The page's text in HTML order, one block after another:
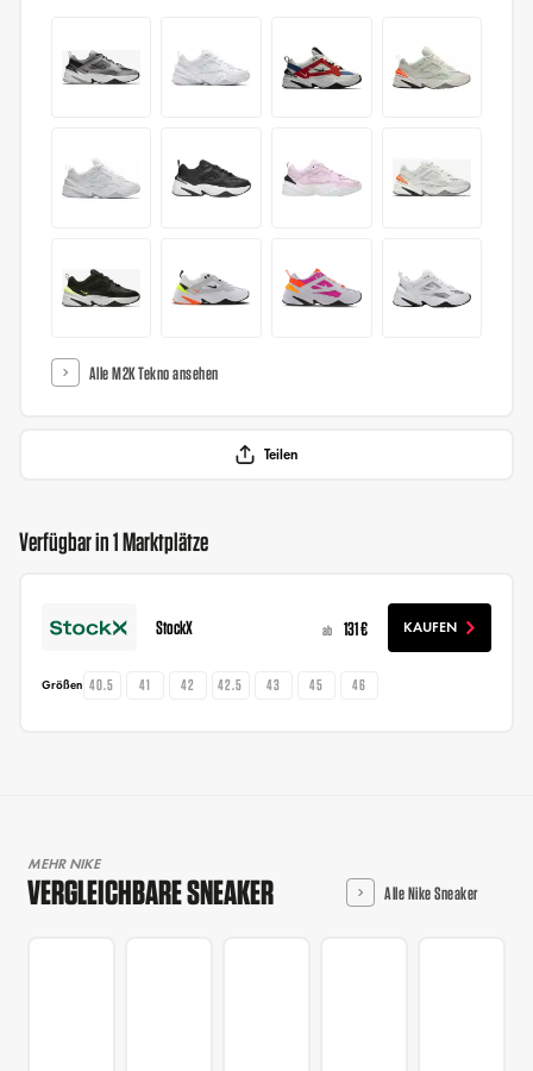
Alle M2K Tekno ansehen
Teilen
Verfügbar in 1 Marktplätze
StockX ab 131 € KAUFEN
Größen 40.5 41 42 42.5 43 45 46
MEHR NIKE
VERGLEICHBARE SNEAKER Alle Nike Sneaker